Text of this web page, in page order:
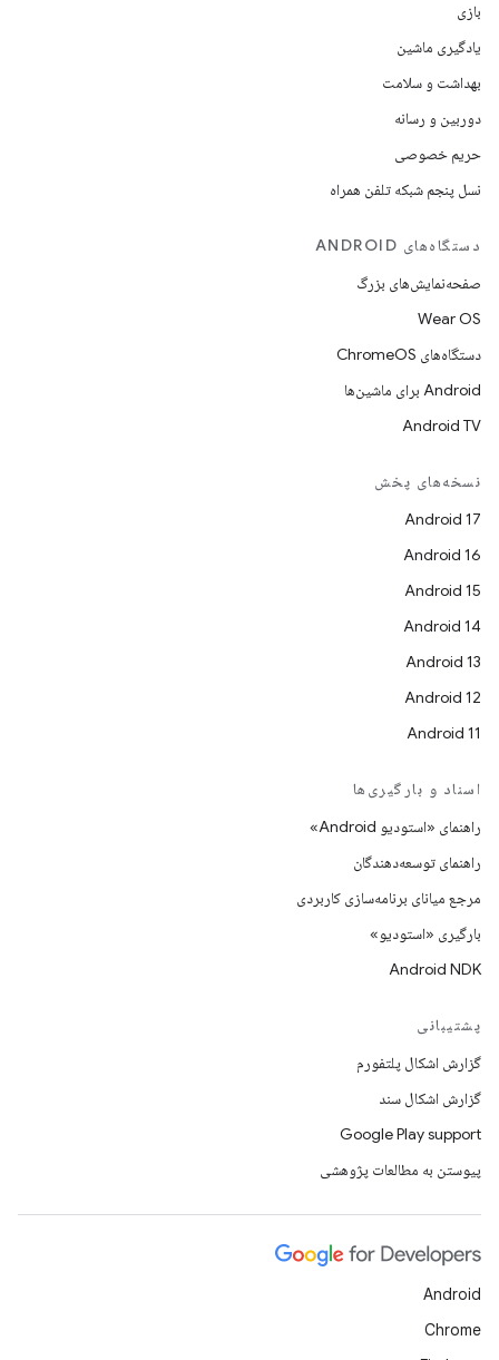
بازی
یادگیری ماشین
بهداشت و سلامت
دوربین و رسانه
حریم خصوصی
نسل پنجم شبکه تلفن همراه
دستگاه‌های ANDROID
صفحه‌نمایش‌های بزرگ
Wear OS
دستگاه‌های ChromeOS
Android برای ماشین‌ها
Android TV
نسخه‌های پخش
Android 17
Android 16
Android 15
Android 14
Android 13
Android 12
Android 11
اسناد و بارگیری‌ها
راهنمای «استودیو Android»
راهنمای توسعه‌دهندگان
مرجع میانای برنامه‌سازی کاربردی
بارگیری «استودیو»
Android NDK
پشتیبانی
گزارش اشکال پلتفورم
گزارش اشکال سند
Google Play support
پیوستن به مطالعات پژوهشی
Android
Chrome